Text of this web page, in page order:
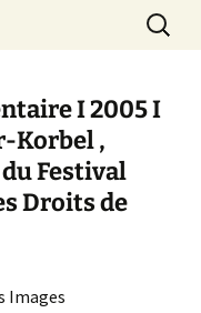
I 2005 I
Korbel ,
Festival
Droits de
Images